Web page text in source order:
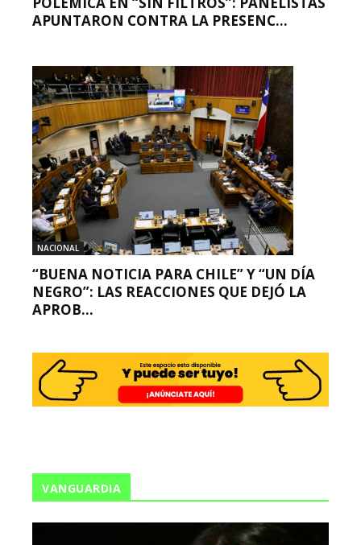
APUNTARON CONTRA LA PRESENC...
NACIONAL
“BUENA NOTICIA PARA CHILE” Y “UN DÍA
NEGRO”: LAS REACCIONES QUE DEJÓ LA
APROB...
VANGUARDIA